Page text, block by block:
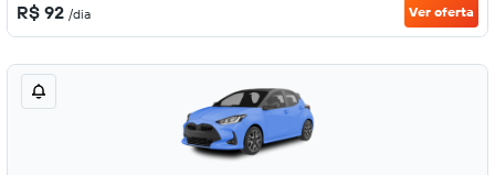
R$ 92 /dia Ver oferta